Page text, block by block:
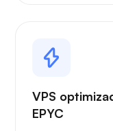
VPS
EPYC